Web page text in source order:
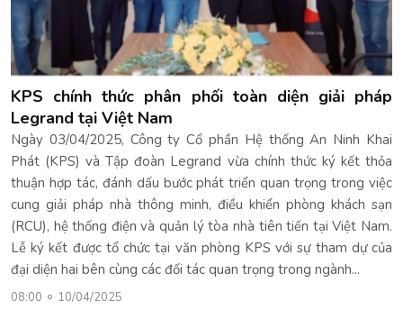
KPS chính thức phân phối toàn diện giải pháp
Legrand tại Việt Nam
Ngày 03/04/2025, Công ty Cổ phần Hệ thống An Ninh Khai
Phát (KPS) và Tập đoàn Legrand vừa chính thức ký kết thỏa
thuận hợp tác, đánh dấu bước phát triển quan trọng trong việc
cung giải pháp nhà thông minh, điều khiển phòng khách sạn
(RCU), hệ thống điện và quản lý tòa nhà tiên tiến tại Việt Nam.
Lễ ký kết được tổ chức tại văn phòng KPS với sự tham dự của
đại diện hai bên cùng các đối tác quan trọng trong ngành...
08:00 10/04/2025